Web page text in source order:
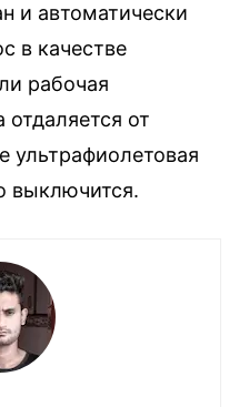
и автоматически
в качестве
рабочая
от
ультрафиолетовая
выключится.